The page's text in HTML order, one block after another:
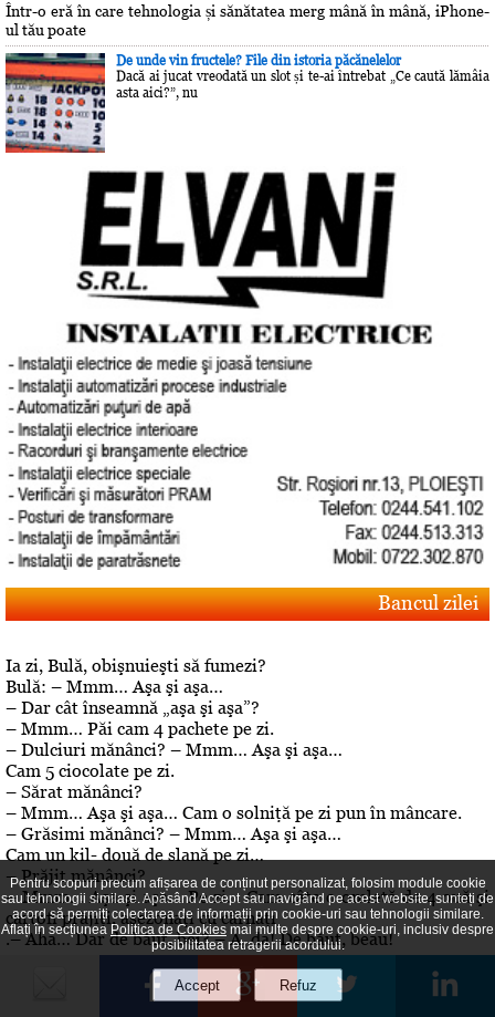
Într-o eră în care tehnologia și sănătatea merg mână în mână, iPhone-
ul tău poate
De unde vin fructele? File din istoria păcănelelor
Dacă ai jucat vreodată un slot și te-ai întrebat „Ce caută lămâia
asta aici?”, nu
Bancul zilei
Ia zi, Bulă, obişnuieşti să fumezi?
Bulă: – Mmm… Aşa şi aşa…
– Dar cât înseamnă „aşa şi aşa”?
– Mmm… Păi cam 4 pachete pe zi.
– Dulciuri mănânci? – Mmm… Aşa şi aşa…
Cam 5 ciocolate pe zi.
– Sărat mănânci?
– Mmm… Aşa şi aşa… Cam o solniţă pe zi pun în mâncare.
– Grăsimi mănânci? – Mmm… Aşa şi aşa…
Cam un kil- două de slană pe zi…
– Prăjit mănânci?
– Mmm… Aşa şi aşa… Pe zi… Cam câte o omletă de 4 ouă şi
cartofi prăjiţi, asezonaţi cu cârnaţi
.– Aha… Dar de băut, bei? – A, da! De băut, beau!
Editorial
Pentru scopuri precum afișarea de conținut personalizat, folosim module cookie
sau tehnologii similare. Apăsând Accept sau navigând pe acest website, sunteți de
acord să permiți colectarea de informații prin cookie-uri sau tehnologii similare.
Aflați în secțiunea Politica de Cookies mai multe despre cookie-uri, inclusiv despre
posibilitatea retragerii acordului.